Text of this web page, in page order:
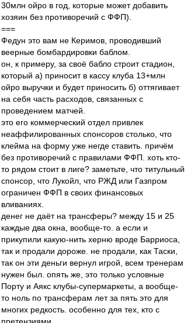
30млн ойро в год, которые может добавить
хозяин без противоречий с ФФП).
===
Федун это вам не Керимов, проводивший
веерные бомбардировки баблом.
он, к примеру, за своё бабло строит стадион,
который а) приносит в кассу клуба 13+млн
ойро выручки и будет приносить б) оттягивает
на себя часть расходов, связанных с
проведением матчей.
это его коммерческий отдел привлек
неаффилированных спонсоров столько, что
клейма на форму уже негде ставить. причём
без противоречий с правилами ФФП. хоть кто-
то рядом стоит в лиге? заметьте, что титульный
спонсор, что Лукойл, что РЖД или Газпром
ограничен ФФП в своих финансовых
вливаниях.
денег не даёт на трансферы? между 15 и 25
каждые два окна, вообще-то. а если и
прикупили какую-нить херню вроде Барриоса,
так и продали дороже. не продали, как Таски,
так он эти деньги вернул игрой, всем тренерам
нужен был. опять же, это только условные
Порту и Аякс клубы-супермаркеты, а вообще-
то ноль по трансферам лет за пять это для
многих редкость. особенно для тех, кто с